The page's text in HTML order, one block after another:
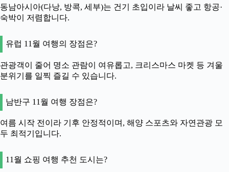
동남아시아(다낭, 방콕, 세부)는 건기 초입이라 날씨 좋고 항공·
숙박이 저렴합니다.
유럽 11월 여행의 장점은?
관광객이 줄어 명소 관람이 여유롭고, 크리스마스 마켓 등 겨울
분위기를 일찍 즐길 수 있습니다.
남반구 11월 여행 장점은?
여름 시작 전이라 기후 안정적이며, 해양 스포츠와 자연관광 모
두 최적기입니다.
11월 쇼핑 여행 추천 도시는?